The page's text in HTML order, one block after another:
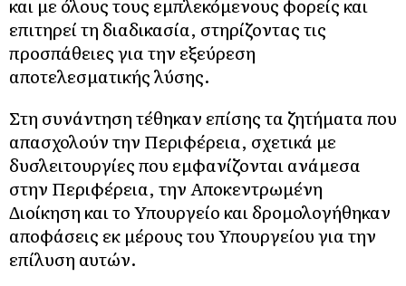
επιτηρεί τη διαδικασία, στηρίζοντας τις
προσπάθειες για την εξεύρεση
αποτελεσματικής λύσης.
Στη συνάντηση τέθηκαν επίσης τα ζητήματα που
απασχολούν την Περιφέρεια, σχετικά με
δυσλειτουργίες που εμφανίζονται ανάμεσα
στην Περιφέρεια, την Αποκεντρωμένη
Διοίκηση και το Υπουργείο και δρομολογήθηκαν
αποφάσεις εκ μέρους του Υπουργείου για την
επίλυση αυτών.